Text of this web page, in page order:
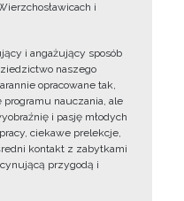
i
i angażujący sposób
naszego
opracowane tak,
nauczania, ale
i pasję młodych
ciekawe prelekcje,
kontakt z zabytkami
przygodą i